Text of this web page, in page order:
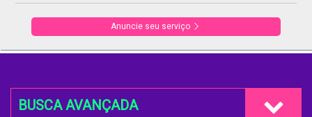
Anuncie seu serviço
BUSCA AVANÇADA